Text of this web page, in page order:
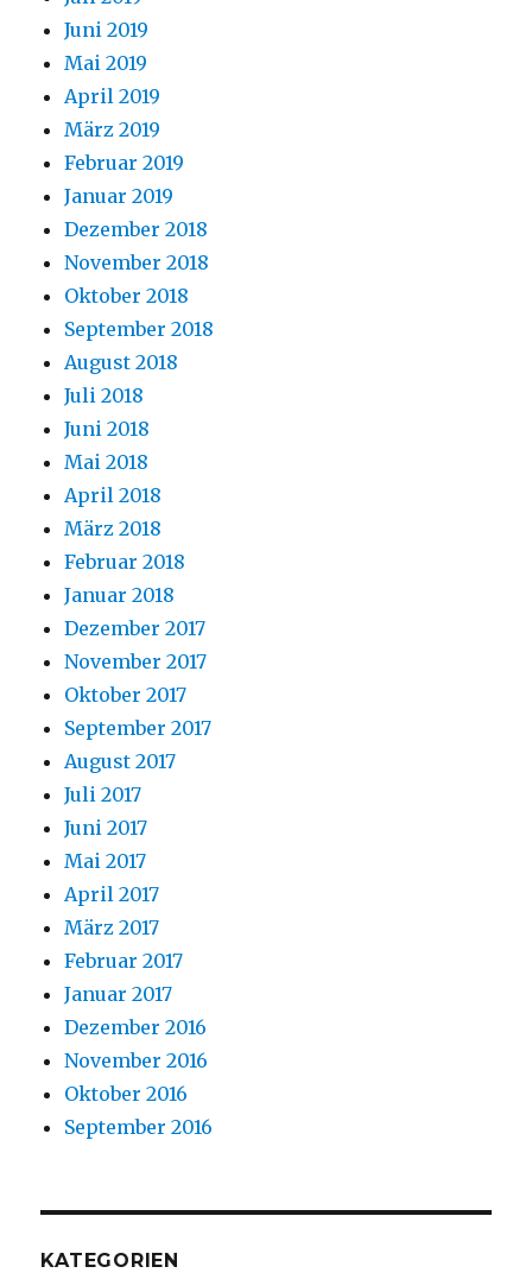
Juni 2019
Mai 2019
April 2019
März 2019
Februar 2019
Januar 2019
Dezember 2018
November 2018
Oktober 2018
September 2018
August 2018
Juli 2018
Juni 2018
Mai 2018
April 2018
März 2018
Februar 2018
Januar 2018
Dezember 2017
November 2017
Oktober 2017
September 2017
August 2017
Juli 2017
Juni 2017
Mai 2017
April 2017
März 2017
Februar 2017
Januar 2017
Dezember 2016
November 2016
Oktober 2016
September 2016
KATEGORIEN